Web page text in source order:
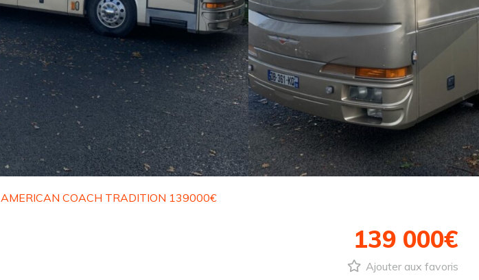
AMERICAN COACH TRADITION 139000€
139 000€
Ajouter aux favoris